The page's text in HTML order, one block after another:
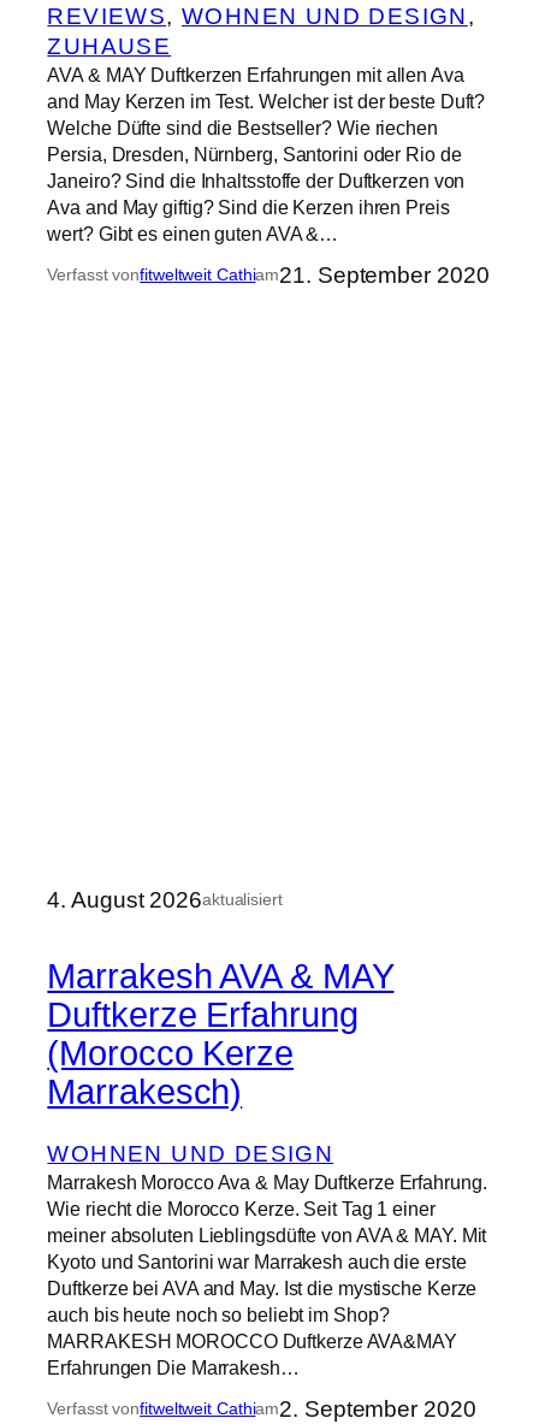
REVIEWS, WOHNEN UND DESIGN
ZUHAUSE
AVA & MAY Duftkerzen Erfahrungen mit allen Ava
and May Kerzen im Test. Welcher ist der beste Duft?
Welche Düfte sind die Bestseller? Wie riechen
Persia, Dresden, Nürnberg, Santorini oder Rio de
Janeiro? Sind die Inhaltsstoffe der Duftkerzen von
Ava and May giftig? Sind die Kerzen ihren Preis
wert? Gibt es einen guten AVA &…
Verfasst vonfitweltweit Cathiam21. September 2020
4. August 2026aktualisiert
Marrakesh AVA & MAY
Duftkerze Erfahrung
(Morocco Kerze
Marrakesch)
WOHNEN UND DESIGN
Marrakesh Morocco Ava & May Duftkerze Erfahrung.
Wie riecht die Morocco Kerze. Seit Tag 1 einer
meiner absoluten Lieblingsdüfte von AVA & MAY. Mit
Kyoto und Santorini war Marrakesh auch die erste
Duftkerze bei AVA and May. Ist die mystische Kerze
auch bis heute noch so beliebt im Shop?
MARRAKESH MOROCCO Duftkerze AVA&MAY
Erfahrungen Die Marrakesh…
Verfasst vonfitweltweit Cathiam2. September 2020